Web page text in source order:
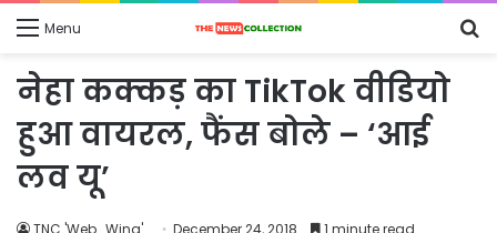
Menu
नेहा कक्कड़ का TikTok वीडियो
हुआ वायरल, फैंस बोले – ‘आई
लव यू’
TNC 'Web_Wing' December 24, 2018 1 minute read